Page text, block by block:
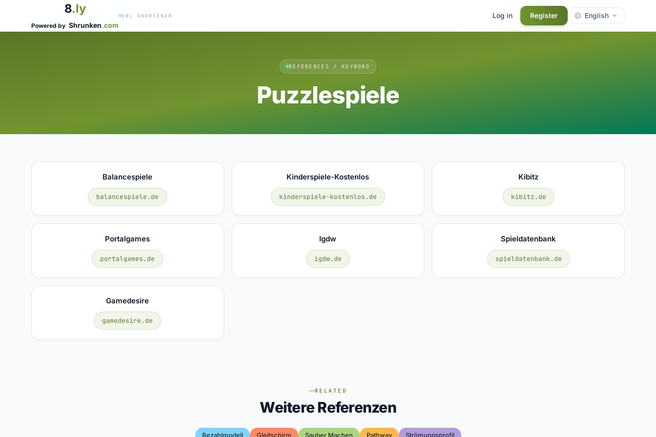
8.ly
Powered by Shrunken.com
URL SHORTENER Log in Register English
REFERENCES / KEYWORD
Puzzlespiele
Balancespiele
balancespiele.de
Kinderspiele-Kostenlos
kinderspiele-kostenlos.de
Kibitz
kibitz.de
Portalgames
portalgames.de
Igdw
igdw.de
Spieldatenbank
spieldatenbank.de
Gamedesire
gamedesire.de
RELATED
Weitere Referenzen
Bezahlmodell Gleitschirm Sauber Machen Pathway Strömungsprofil